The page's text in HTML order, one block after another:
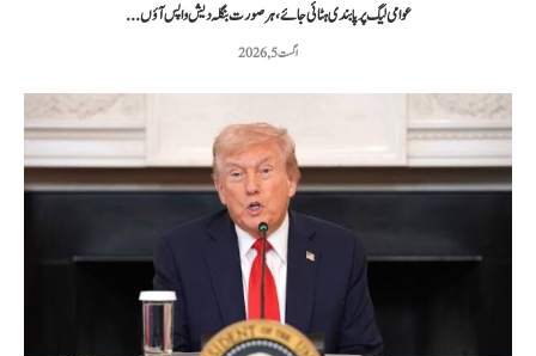
عوامی لیگ پر پابندی ہٹائی جائے، ہر صورت بنگلہ دیش واپس آؤں...
اگست 5, 2026